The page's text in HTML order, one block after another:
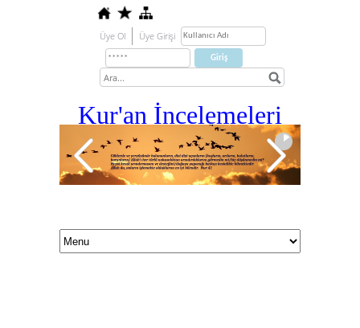
Üye Ol Üye Girişi
Kur'an İncelemeleri